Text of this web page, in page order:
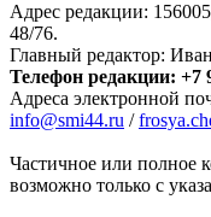
Адрес редакции:
48/76.
Главный редактор:
Телефон редакции: +7
Адреса электронной
info@smi44.ru /
Частичное или полное
возможно только с